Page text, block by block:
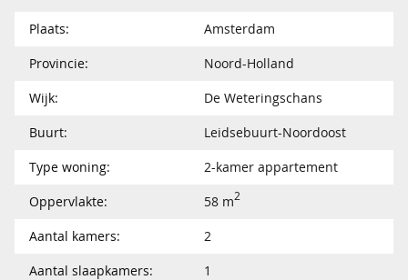
Plaats:
Amsterdam
Provincie:
Noord-Holland
Wijk:
De Weteringschans
Buurt:
Leidsebuurt-Noordoost
Type woning:
2-kamer appartement
Oppervlakte:
58 m2
Aantal kamers:
2
Aantal slaapkamers:
1